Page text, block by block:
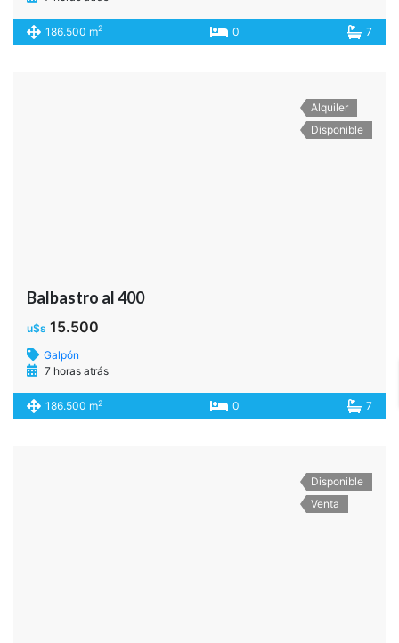
186.500 m2 0 7
Alquiler
Disponible
Balbastro al 400
u$s 15.500
Galpón
7 horas atrás
186.500 m2 0 7
Disponible
Venta